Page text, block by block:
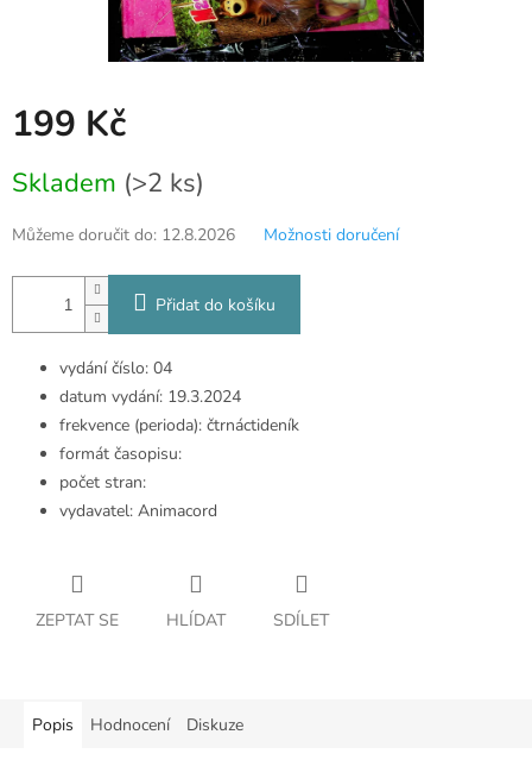
199 Kč
cena:
Skladem (>2 ks)
Můžeme doručit do: 12.8.2026 Možnosti doručení
Přidat do košíku
vydání číslo: 04
datum vydání: 19.3.2024
frekvence (perioda): čtrnáctideník
formát časopisu:
počet stran:
vydavatel: Animacord
ZEPTAT SE HLÍDAT SDÍLET
Popis Hodnocení Diskuze